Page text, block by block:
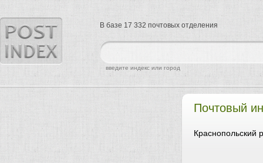
Почтовый
Краснопольский
найти
введите индекс или город
В базе 17 332 почтовых отделения